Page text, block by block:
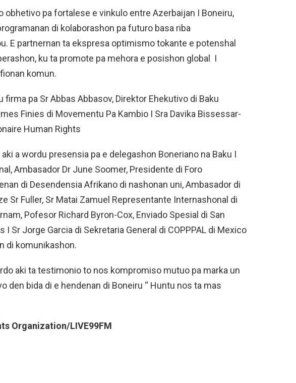
obhetivo pa fortalese e vinkulo entre Azerbaijan I Boneiru,
di kolaborashon pa futuro basa riba
E partnernan ta ekspresa optimismo tokante e potenshal
ku ta promote pa mehora e posishon global I
komun.
firma pa Sr Abbas Abbasov, Direktor Ehekutivo di Baku
Finies di Movementu Pa Kambio I Sra Davika Bissessar-
Human Rights
a wordu presensia pa e delegashon Boneriano na Baku I
Ambasador Dr June Soomer, Presidente di Foro
di Desendensia Afrikano di nashonan uni, Ambasador di
Sr Fuller, Sr Matai Zamuel Representante Internashonal di
Pofesor Richard Byron-Cox, Enviado Spesial di San
I Sr Jorge Garcia di Sekretaria General di COPPPAL di Mexico
di komunikashon.
aki ta testimonio to nos kompromiso mutuo pa marka un
den bida di e hendenan di Boneiru “ Huntu nos ta mas
Organization/LIVE99FM